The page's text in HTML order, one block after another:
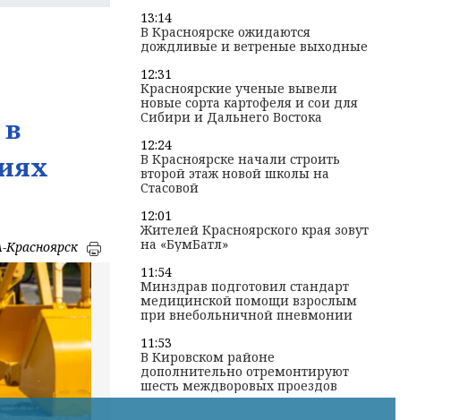
13:14
В Красноярске ожидаются
дождливые и ветреные выходные
12:31
Красноярские ученые вывели
новые сорта картофеля и сои для
Сибири и Дальнего Востока
12:24
В Красноярске начали строить
второй этаж новой школы на
Стасовой
12:01
Жителей Красноярского края зовут
на «БумБатл»
11:54
Минздрав подготовил стандарт
медицинской помощи взрослым
при внебольничной пневмонии
11:53
В Кировском районе
дополнительно отремонтируют
шесть междворовых проездов